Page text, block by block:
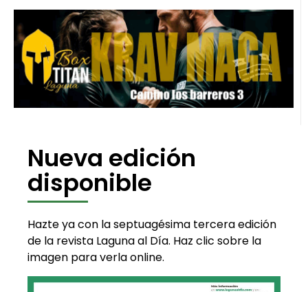
Nueva edición
disponible
Hazte ya con la septuagésima tercera edición
de la revista Laguna al Día. Haz clic sobre la
imagen para verla online.